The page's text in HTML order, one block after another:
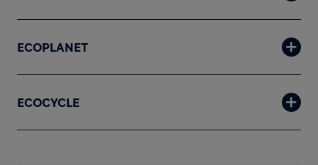
ECOPLANET
ECOCYCLE